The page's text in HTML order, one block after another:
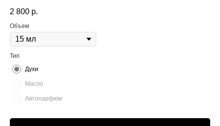
2 800 р.
Объем
Тип
Духи
Масло
Автопарфюм